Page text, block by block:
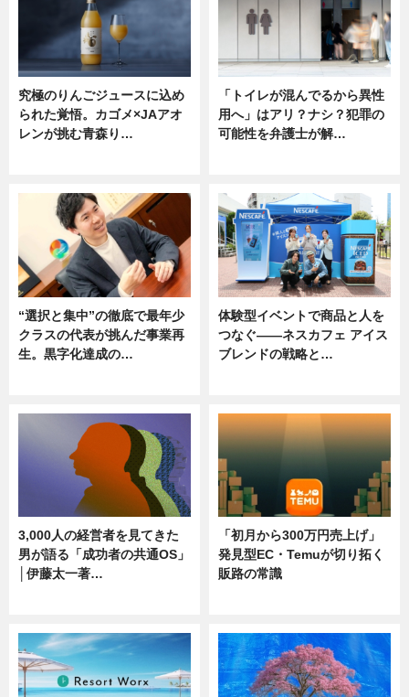
究極のりんごジュースに込め
られた覚悟。カゴメ×JAアオ
レンが挑む青森り…
「トイレが混んでるから異性
用へ」はアリ？ナシ？犯罪の
可能性を弁護士が解…
“選択と集中”の徹底で最年少
クラスの代表が挑んだ事業再
生。黒字化達成の…
体験型イベントで商品と人を
つなぐ――ネスカフェ アイス
ブレンドの戦略と…
3,000人の経営者を見てきた
男が語る「成功者の共通OS」
│伊藤太一著…
「初月から300万円売上げ」
発見型EC・Temuが切り拓く
販路の常識